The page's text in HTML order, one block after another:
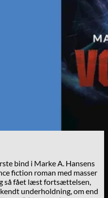
bind i Marke A. Hansens
fiction roman med masser
så fået læst fortsættelsen,
underholdning, om end